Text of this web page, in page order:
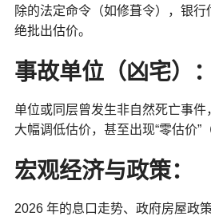
除的法定命令（如修葺令），银
绝批出估价。
事故单位（凶宅） ：
单位或同层曾发生非自然死亡事
大幅调低估价，甚至出现“零估价”
宏观经济与政策：
2026 年的息口走势、政府房屋政